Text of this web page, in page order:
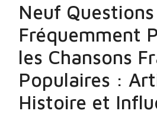
Neuf Questions
Fréquemment
les Chansons
Populaires :
Histoire et